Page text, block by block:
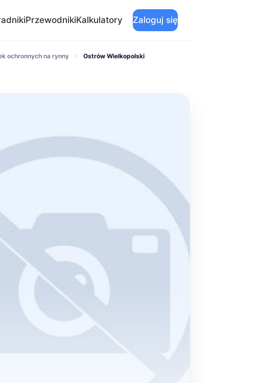
PrzewodnikiKalkulatory Zaloguj się
ochronnych na rynny Ostrów Wielkopolski